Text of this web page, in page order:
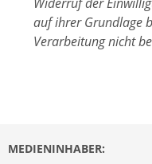
auf ihrer Grundlage
Verarbeitung nicht
MEDIENINHABER: